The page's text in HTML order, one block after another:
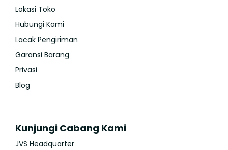
Lokasi Toko
Hubungi Kami
Lacak Pengiriman
Garansi Barang
Privasi
Blog
Kunjungi Cabang Kami
JVS Headquarter